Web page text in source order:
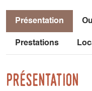
Présentation
Prestations
Présentation